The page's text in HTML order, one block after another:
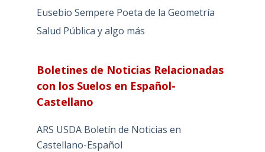
Eusebio Sempere Poeta de la Geometría
Salud Pública y algo más
Boletines de Noticias Relacionadas
con los Suelos en Español-
Castellano
ARS USDA Boletín de Noticias en
Castellano-Español